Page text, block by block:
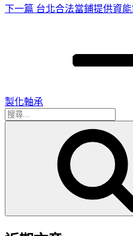
下
下一篇 台北合法當鋪提供資
製化軸承
搜